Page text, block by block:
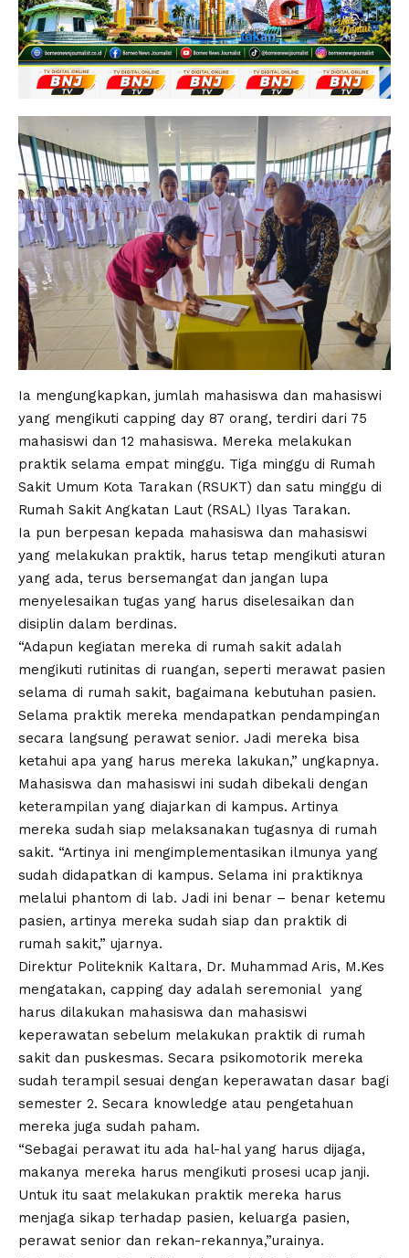
Ia mengungkapkan, jumlah mahasiswa dan mahasiswi
yang mengikuti capping day 87 orang, terdiri dari 75
mahasiswi dan 12 mahasiswa. Mereka melakukan
praktik selama empat minggu. Tiga minggu di Rumah
Sakit Umum Kota Tarakan (RSUKT) dan satu minggu di
Rumah Sakit Angkatan Laut (RSAL) Ilyas Tarakan.
Ia pun berpesan kepada mahasiswa dan mahasiswi
yang melakukan praktik, harus tetap mengikuti aturan
yang ada, terus bersemangat dan jangan lupa
menyelesaikan tugas yang harus diselesaikan dan
disiplin dalam berdinas.
“Adapun kegiatan mereka di rumah sakit adalah
mengikuti rutinitas di ruangan, seperti merawat pasien
selama di rumah sakit, bagaimana kebutuhan pasien.
Selama praktik mereka mendapatkan pendampingan
secara langsung perawat senior. Jadi mereka bisa
ketahui apa yang harus mereka lakukan,” ungkapnya.
Mahasiswa dan mahasiswi ini sudah dibekali dengan
keterampilan yang diajarkan di kampus. Artinya
mereka sudah siap melaksanakan tugasnya di rumah
sakit. “Artinya ini mengimplementasikan ilmunya yang
sudah didapatkan di kampus. Selama ini praktiknya
melalui phantom di lab. Jadi ini benar – benar ketemu
pasien, artinya mereka sudah siap dan praktik di
rumah sakit,” ujarnya.
Direktur Politeknik Kaltara, Dr. Muhammad Aris, M.Kes
mengatakan, capping day adalah seremonial yang
harus dilakukan mahasiswa dan mahasiswi
keperawatan sebelum melakukan praktik di rumah
sakit dan puskesmas. Secara psikomotorik mereka
sudah terampil sesuai dengan keperawatan dasar bagi
semester 2. Secara knowledge atau pengetahuan
mereka juga sudah paham.
“Sebagai perawat itu ada hal-hal yang harus dijaga,
makanya mereka harus mengikuti prosesi ucap janji.
Untuk itu saat melakukan praktik mereka harus
menjaga sikap terhadap pasien, keluarga pasien,
perawat senior dan rekan-rekannya,”urainya.